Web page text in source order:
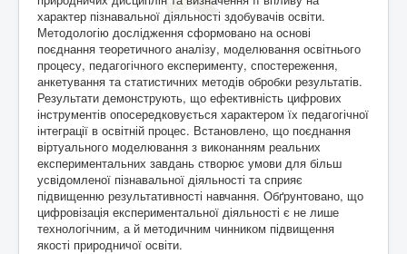
характер пізнавальної діяльності здобувачів освіти.
Методологію дослідження сформовано на основі
поєднання теоретичного аналізу, моделювання освітнього
процесу, педагогічного експерименту, спостереження,
анкетування та статистичних методів обробки результатів.
Результати демонструють, що ефективність цифрових
інструментів опосередковується характером їх педагогічної
інтеграції в освітній процес. Встановлено, що поєднання
віртуального моделювання з виконанням реальних
експериментальних завдань створює умови для більш
усвідомленої пізнавальної діяльності та сприяє
підвищенню результативності навчання. Обґрунтовано, що
цифровізація експериментальної діяльності є не лише
технологічним, а й методичним чинником підвищення
якості природничої освіти.